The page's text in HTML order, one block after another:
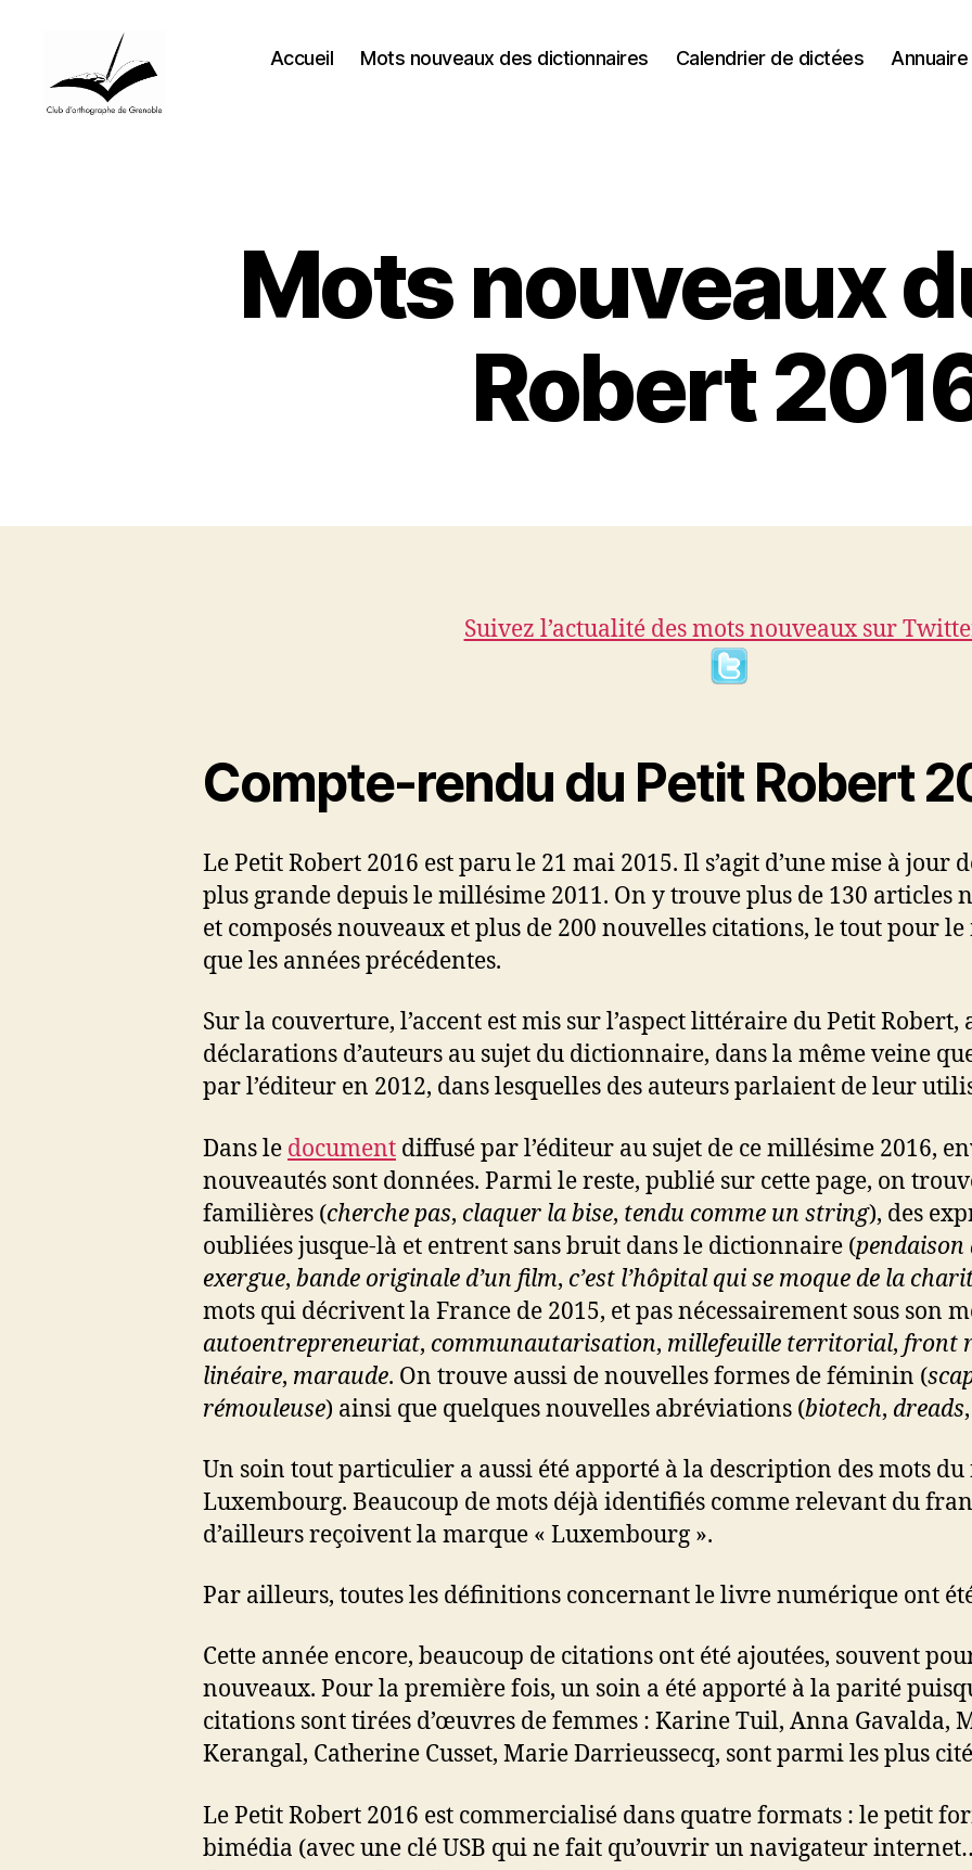
Accueil Mots nouveaux des dictionnaires Calendrier de dictées
Mots nouveaux
Robert
Suivez l’actualité des mots nouveaux sur
Compte-rendu du Petit Robert
Le Petit Robert 2016 est paru le 21 mai 2015. Il s’agit d’une mise à jour
plus grande depuis le millésime 2011. On y trouve plus de 130 articles
et composés nouveaux et plus de 200 nouvelles citations, le tout pour
que les années précédentes.
Sur la couverture, l’accent est mis sur l’aspect littéraire du Petit Robert,
déclarations d’auteurs au sujet du dictionnaire, dans la même veine
par l’éditeur en 2012, dans lesquelles des auteurs parlaient de leur
Dans le document diffusé par l’éditeur au sujet de ce millésime 2016,
nouveautés sont données. Parmi le reste, publié sur cette page, on
familières (cherche pas, claquer la bise, tendu comme un string), des
oubliées jusque-là et entrent sans bruit dans le dictionnaire (pendaison
exergue, bande originale d’un film, c’est l’hôpital qui se moque de la
mots qui décrivent la France de 2015, et pas nécessairement sous son
autoentrepreneuriat, communautarisation, millefeuille territorial, front
linéaire, maraude. On trouve aussi de nouvelles formes de féminin (
rémouleuse) ainsi que quelques nouvelles abréviations (biotech, dreads,
Un soin tout particulier a aussi été apporté à la description des mots
Luxembourg. Beaucoup de mots déjà identifiés comme relevant du
d’ailleurs reçoivent la marque « Luxembourg ».
Par ailleurs, toutes les définitions concernant le livre numérique ont
Cette année encore, beaucoup de citations ont été ajoutées, souvent
nouveaux. Pour la première fois, un soin a été apporté à la parité
citations sont tirées d’œuvres de femmes : Karine Tuil, Anna Gavalda,
Kerangal, Catherine Cusset, Marie Darrieussecq, sont parmi les plus
Le Petit Robert 2016 est commercialisé dans quatre formats : le petit
bimédia (avec une clé USB qui ne fait qu’ouvrir un navigateur